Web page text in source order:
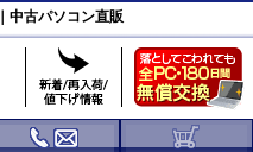
中古パソコン直販